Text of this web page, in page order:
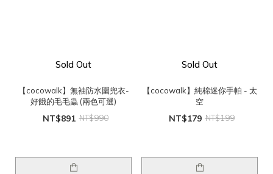
Sold Out
【cocowalk】無袖防水圍兜衣-
好餓的毛毛蟲 (兩色可選)
NT$891 NT$990
Sold Out
【cocowalk】純棉迷你手帕 - 太
空
NT$179 NT$199